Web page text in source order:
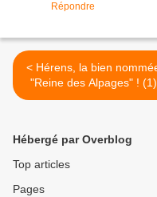
Répondre
< Hérens, la bien nommée
"Reine des Alpages" ! (1)
Hébergé par Overblog
Top articles
Pages